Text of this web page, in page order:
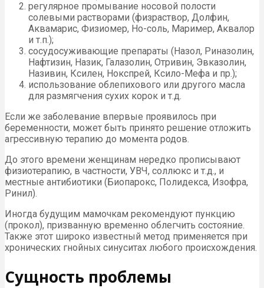
регулярное промывание носовой полости
солевыми растворами (физраствор, Долфин,
Аквамарис, Физиомер, Но-соль, Маример, Аквалор
и т.п.);
сосудосуживающие препараты (Назол, Риназолин,
Нафтизин, Назик, Галазолин, Отривин, Эвказолин,
Називин, Ксилен, Нокспрей, Ксило-Мефа и пр.);
использование облепихового или другого масла
для размягчения сухих корок и т.д.
Если же заболевание впервые проявилось при
беременности, может быть принято решение отложить
агрессивную терапию до момента родов.
До этого времени женщинам нередко прописывают
физиотерапию, в частности, УВЧ, соллюкс и т.д., и
местные антибиотики (Биопарокс, Полидекса, Изофра,
Ринил).
Иногда будущим мамочкам рекомендуют пункцию
(прокол), призванную временно облегчить состояние.
Также этот широко известный метод применяется при
хронических гнойных синуситах любого происхождения.
Сущность проблемы